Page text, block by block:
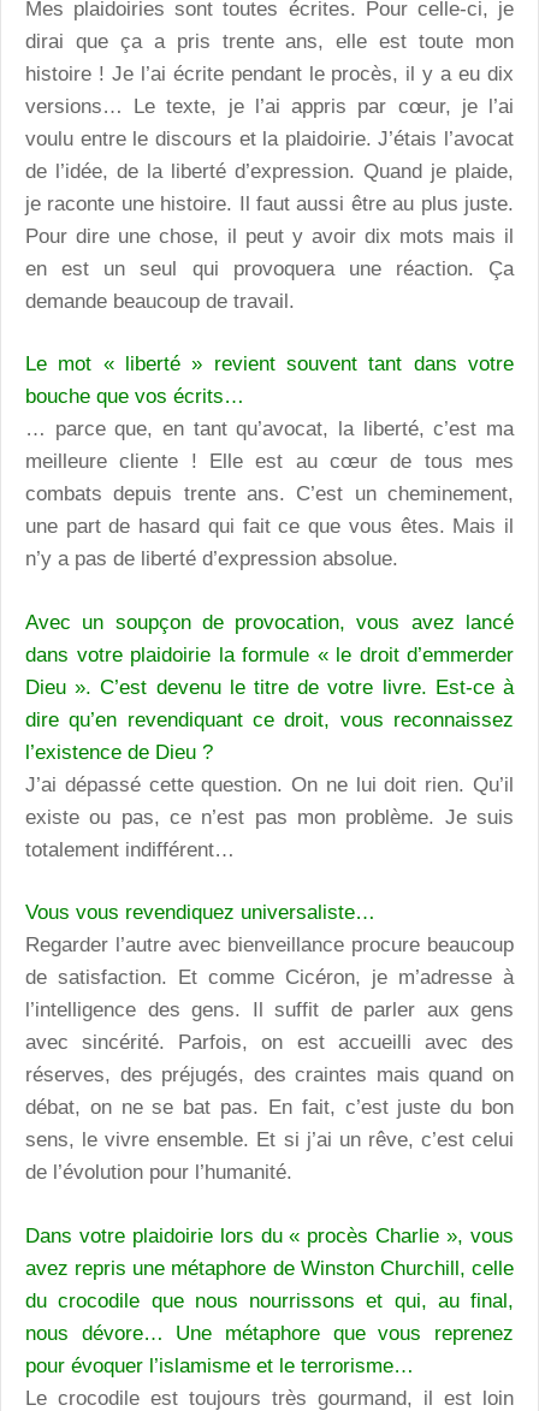
Mes plaidoiries sont toutes écrites. Pour celle-ci, je
dirai que ça a pris trente ans, elle est toute mon
histoire ! Je l’ai écrite pendant le procès, il y a eu dix
versions… Le texte, je l’ai appris par cœur, je l’ai
voulu entre le discours et la plaidoirie. J’étais l’avocat
de l’idée, de la liberté d’expression. Quand je plaide,
je raconte une histoire. Il faut aussi être au plus juste.
Pour dire une chose, il peut y avoir dix mots mais il
en est un seul qui provoquera une réaction. Ça
demande beaucoup de travail.
Le mot « liberté » revient souvent tant dans votre
bouche que vos écrits…
… parce que, en tant qu’avocat, la liberté, c’est ma
meilleure cliente ! Elle est au cœur de tous mes
combats depuis trente ans. C’est un cheminement,
une part de hasard qui fait ce que vous êtes. Mais il
n’y a pas de liberté d’expression absolue.
Avec un soupçon de provocation, vous avez lancé
dans votre plaidoirie la formule « le droit d’emmerder
Dieu ». C’est devenu le titre de votre livre. Est-ce à
dire qu’en revendiquant ce droit, vous reconnaissez
l’existence de Dieu ?
J’ai dépassé cette question. On ne lui doit rien. Qu’il
existe ou pas, ce n’est pas mon problème. Je suis
totalement indifférent…
Vous vous revendiquez universaliste…
Regarder l’autre avec bienveillance procure beaucoup
de satisfaction. Et comme Cicéron, je m’adresse à
l’intelligence des gens. Il suffit de parler aux gens
avec sincérité. Parfois, on est accueilli avec des
réserves, des préjugés, des craintes mais quand on
débat, on ne se bat pas. En fait, c’est juste du bon
sens, le vivre ensemble. Et si j’ai un rêve, c’est celui
de l’évolution pour l’humanité.
Dans votre plaidoirie lors du « procès Charlie », vous
avez repris une métaphore de Winston Churchill, celle
du crocodile que nous nourrissons et qui, au final,
nous dévore… Une métaphore que vous reprenez
pour évoquer l’islamisme et le terrorisme…
Le crocodile est toujours très gourmand, il est loin